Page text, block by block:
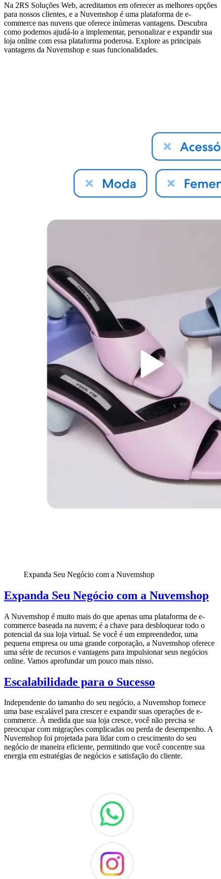
Na 2RS Soluções Web, acreditamos em oferecer as melhores opções
para nossos clientes, e a Nuvemshop é uma plataforma de e-
commerce nas nuvens que oferece inúmeras vantagens. Descubra
como podemos ajudá-lo a implementar, personalizar e expandir sua
loja online com essa plataforma poderosa. Explore as principais
vantagens da Nuvemshop e suas funcionalidades.
Expanda Seu Negócio com a Nuvemshop
Expanda Seu Negócio com a Nuvemshop
A Nuvemshop é muito mais do que apenas uma plataforma de e-
commerce baseada na nuvem; é a chave para desbloquear todo o
potencial da sua loja virtual. Se você é um empreendedor, uma
pequena empresa ou uma grande corporação, a Nuvemshop oferece
uma série de recursos e vantagens para impulsionar seus negócios
online. Vamos aprofundar um pouco mais nisso.
Escalabilidade para o Sucesso
Independente do tamanho do seu negócio, a Nuvemshop fornece
uma base escalável para crescer e expandir suas operações de e-
commerce. À medida que sua loja cresce, você não precisa se
preocupar com migrações complicadas ou perda de desempenho. A
Nuvemshop foi projetada para lidar com o crescimento do seu
negócio de maneira eficiente, permitindo que você concentre sua
energia em estratégias de negócios e satisfação do cliente.